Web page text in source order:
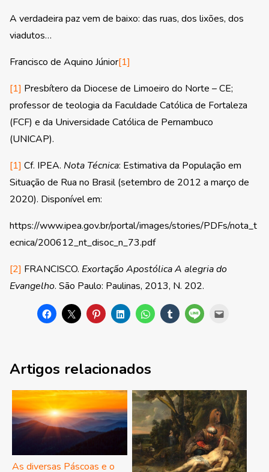
A verdadeira paz vem de baixo: das ruas, dos lixões, dos
viadutos…
Francisco de Aquino Júnior[1]
[1] Presbítero da Diocese de Limoeiro do Norte – CE;
professor de teologia da Faculdade Católica de Fortaleza
(FCF) e da Universidade Católica de Pernambuco
(UNICAP).
[1] Cf. IPEA. Nota Técnica: Estimativa da População em
Situação de Rua no Brasil (setembro de 2012 a março de
2020). Disponível em:
https://www.ipea.gov.br/portal/images/stories/PDFs/nota_t
ecnica/200612_nt_disoc_n_73.pdf
[2] FRANCISCO. Exortação Apostólica A alegria do
Evangelho. São Paulo: Paulinas, 2013, N. 202.
Artigos relacionados
As diversas Páscoas e o